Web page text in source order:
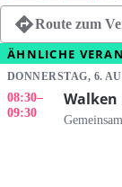
Route zum
ÄHNLICHE
DONNERSTAG, 6.
08:30–
09:30
Walken